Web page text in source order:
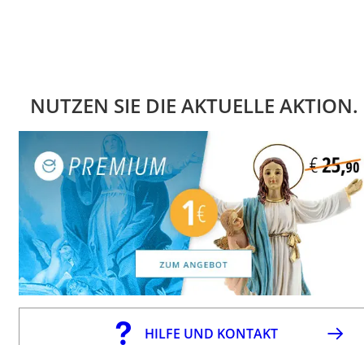
NUTZEN SIE DIE AKTUELLE AKTION.
HILFE UND KONTAKT